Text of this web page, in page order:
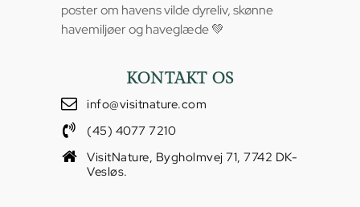
poster om havens vilde dyreliv, skønne
havemiljøer og haveglæde 💚
KONTAKT OS
info@visitnature.com
(45) 4077 7210
VisitNature, Bygholmvej 71, 7742 DK-
Vesløs.